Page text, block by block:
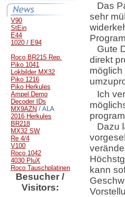
V90
StEin
E44
1020 / E94
Roco BR215 Rep.
Piko 1041
Lokbilder MX32
Piko 1216
Piko Herkules
Ampel Demo
Decoder IDs
MX9AZN / ALA
2016 Herkules
BR218
MX32 SW
Re 4/4
V100
Roco 1042
4030 PluX
Roco Tauschplatinen
Besucher /
Visitors:
Das
sehr
Gute
direkt
Ich
Dazu
kann